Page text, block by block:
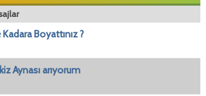
Kadara Boyattınız ?
Aynası arıyorum